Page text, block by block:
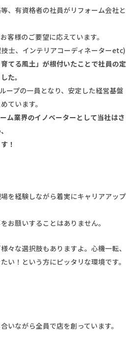
、有資格者の社員がリフォーム会社と
客様のご要望に応えています。
士、インテリアコーディネーターetc)
てる風土」が根付いたことで社員の定
た。
ープの一員となり、安定した経営基盤
ています。
ム業界のイノベーターとして当社はさ
！
を経験しながら着実にキャリアアップ
お願いすることはありません。
々な選択肢もありますよ。心機一転、
い！という方にピッタリな環境です。
いながら全員で店を創っています。